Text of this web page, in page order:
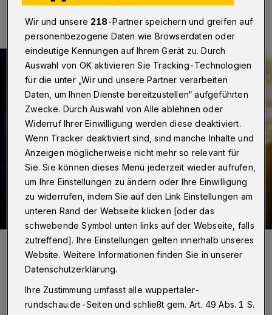
Adolphe Binder stellte die erste Spielzeit des Tanztheaters Pina
Bausch unter ihrer künstlerischen Leitung vor und versprach
spannende Begegnungen mit der Compagnie.
Foto: Jens Grossmann
Wir und unsere 218-Partner speichern und greifen auf
personenbezogene Daten wie Browserdaten oder
eindeutige Kennungen auf Ihrem Gerät zu. Durch
Auswahl von OK aktivieren Sie Tracking-Technologien
für die unter „Wir und unsere Partner verarbeiten
Daten, um Ihnen Dienste bereitzustellen“ aufgeführten
Zwecke. Durch Auswahl von Alle ablehnen oder
Widerruf Ihrer Einwilligung werden diese deaktiviert.
Wenn Tracker deaktiviert sind, sind manche Inhalte und
Anzeigen möglicherweise nicht mehr so relevant für
Sie. Sie können dieses Menü jederzeit wieder aufrufen,
um Ihre Einstellungen zu ändern oder Ihre Einwilligung
zu widerrufen, indem Sie auf den Link Einstellungen am
unteren Rand der Webseite klicken [oder das
schwebende Symbol unten links auf der Webseite, falls
zutreffend]. Ihre Einstellungen gelten innerhalb unseres
Website. Weitere Informationen finden Sie in unserer
Datenschutzerklärung.
Ihre Zustimmung umfasst alle wuppertaler-
rundschau.de-Seiten und schließt gem. Art. 49 Abs. 1 S.